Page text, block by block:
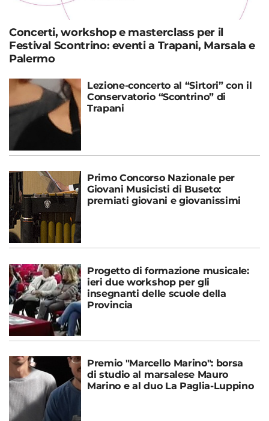
Concerti, workshop e masterclass per il
Festival Scontrino: eventi a Trapani, Marsala e
Palermo
Lezione-concerto al “Sirtori” con il
Conservatorio “Scontrino” di
Trapani
Primo Concorso Nazionale per
Giovani Musicisti di Buseto:
premiati giovani e giovanissimi
Progetto di formazione musicale:
ieri due workshop per gli
insegnanti delle scuole della
Provincia
Premio "Marcello Marino": borsa
di studio al marsalese Mauro
Marino e al duo La Paglia-Luppino